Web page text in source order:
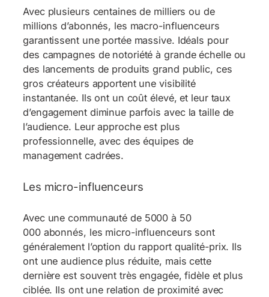
Avec plusieurs centaines de milliers ou de
millions d’abonnés, les macro-influenceurs
garantissent une portée massive. Idéals pour
des campagnes de notoriété à grande échelle ou
des lancements de produits grand public, ces
gros créateurs apportent une visibilité
instantanée. Ils ont un coût élevé, et leur taux
d’engagement diminue parfois avec la taille de
l’audience. Leur approche est plus
professionnelle, avec des équipes de
management cadrées.
Les micro-influenceurs
Avec une communauté de 5000 à 50
000 abonnés, les micro-influenceurs sont
généralement l’option du rapport qualité-prix. Ils
ont une audience plus réduite, mais cette
dernière est souvent très engagée, fidèle et plus
ciblée. Ils ont une relation de proximité avec